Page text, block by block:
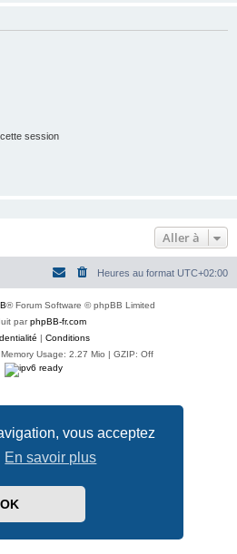
vous acceptez
En savoir plus
OK
session
Aller à
Heures au format UTC+02:00
® Forum Software © phpBB Limited
parphpBB-fr.com
| Conditions
Usage: 2.27 Mio | GZIP: Off